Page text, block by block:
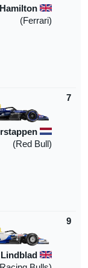
(
Ferrari
)
7
(Red Bull)
9